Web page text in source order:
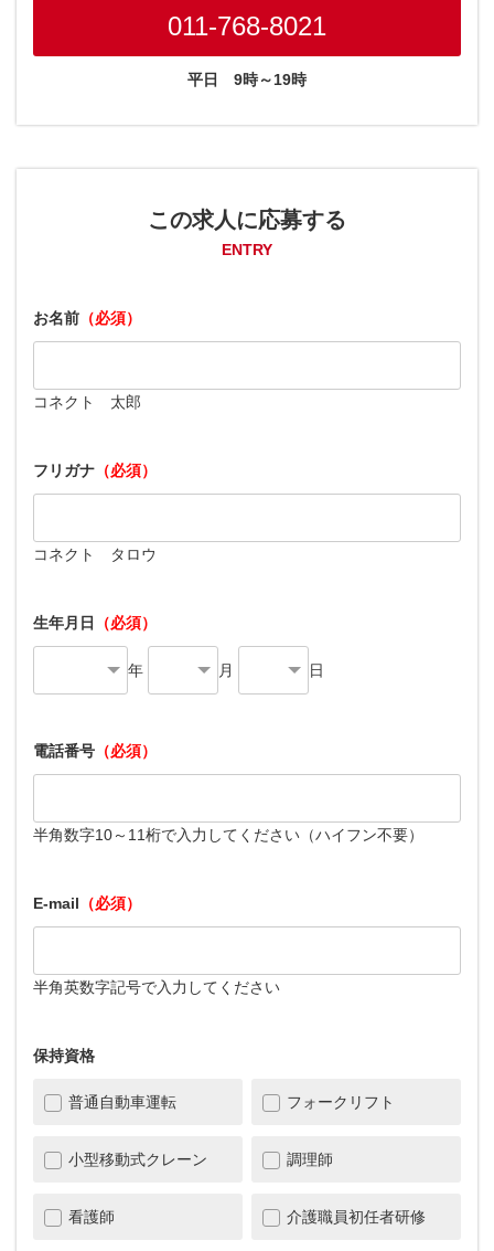
011-768-8021
平日 9時～19時
この求人に応募する
ENTRY
お名前 （必須）
コネクト 太郎
フリガナ （必須）
コネクト タロウ
生年月日 （必須）
年 月 日
電話番号 （必須）
半角数字10～11桁で入力してください（ハイフン不要）
E-mail （必須）
半角英数字記号で入力してください
保持資格
普通自動車運転 フォークリフト
小型移動式クレーン 調理師
看護師 介護職員初任者研修